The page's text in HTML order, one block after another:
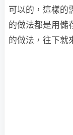
可以的，這樣的
的做法都是用儲
的做法，往下就